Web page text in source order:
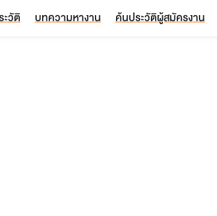
วัติ บทความหางาน ค้นประวัติผู้สมัครงาน